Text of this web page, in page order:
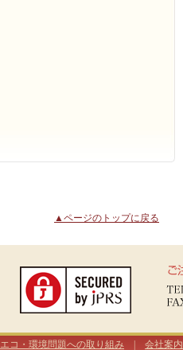
▲ページのトップに戻る
エコ・環境問題への取り組み 会社案内